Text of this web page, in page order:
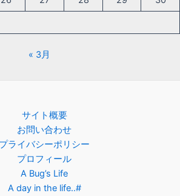
« 3月
サイト概要
お問い合わせ
プライバシーポリシー
プロフィール
A Bug’s Life
A day in the life..#